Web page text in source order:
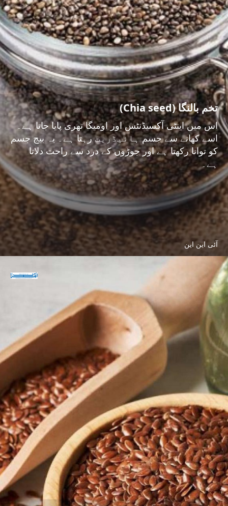
تخم بالنگا (Chia seed)
اس میں اینٹی آکسیڈنٹس اور اومیگا تھری پایا جاتا ہے۔
اسے کھانے سے جسم ہائیڈریٹ رہتا ہے۔ یہ بیج جسم
کو توانا رکھتا ہے اور جوڑوں کے درد سے راحت دلاتا
ہے۔
آئی این این